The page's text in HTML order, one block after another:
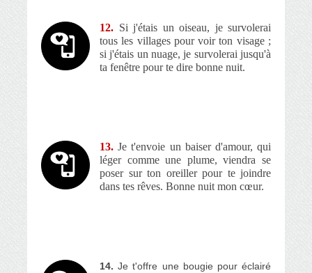
12. Si j'étais un oiseau, je survolerai
tous les villages pour voir ton visage ;
si j'étais un nuage, je survolerai jusqu'à
ta fenêtre pour te dire bonne nuit.
13. Je t'envoie un baiser d'amour, qui
léger comme une plume, viendra se
poser sur ton oreiller pour te joindre
dans tes rêves. Bonne nuit mon cœur.
14. Je t'offre une bougie pour éclairé